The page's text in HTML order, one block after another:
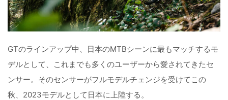
GTのラインアップ中、日本のMTBシーンに最もマッチするモ
デルとして、これまでも多くのユーザーから愛されてきたセ
ンサー。そのセンサーがフルモデルチェンジを受けてこの
秋、2023モデルとして日本に上陸する。